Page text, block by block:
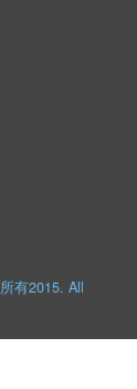
有2015. All